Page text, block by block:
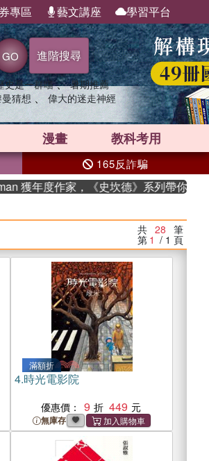
專區 藝文講座 學習平台
GO 進階搜尋
史是一群喵 、 暑期推薦
猜想 、 偉大的迷走神經
漫畫 教科考用
165反詐騙
家，《史坎德》系列帶你踏上熱血奇幻
共 28 筆
第 1 / 1 頁
滿額折
4.時光電影院
優惠價： 9 449
無庫存